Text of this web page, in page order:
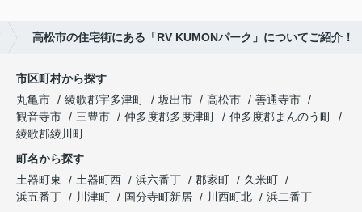
高松市の住宅街にある「RV KUMONパーク」についてご紹介！
市区町村から探す
丸亀市
綾歌郡宇多津町 坂出市 高松市
善通寺市
観音寺市
三豊市 仲多度郡多度津町
仲多度郡まんのう町
綾歌郡綾川町
町名から探す
土器町東
土器町西 浜六番丁 郡家町
久米町
浜五番丁
川津町 国分寺町新居 川西町北
浜二番丁